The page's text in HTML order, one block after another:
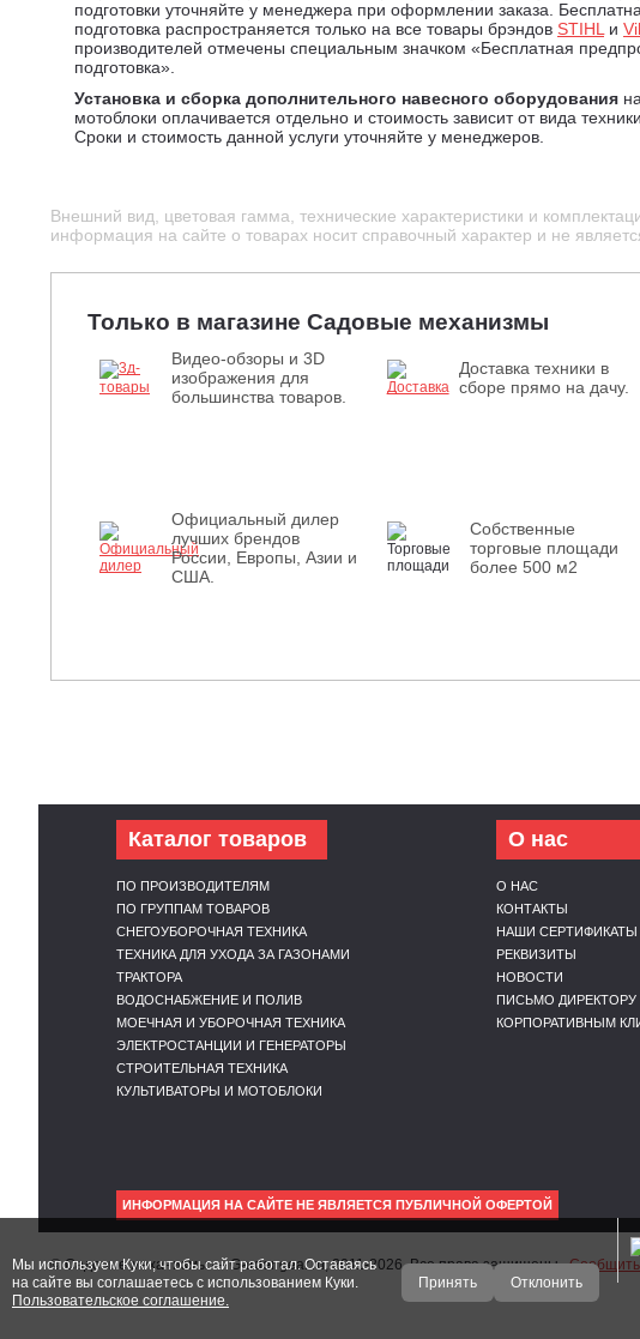
подготовки уточняйте у менеджера при оформлении заказа.
подготовка распространяется только на все товары брэндов STIHL и
производителей отмечены специальным значком «Бесплатная
подготовка».
Установка и сборка дополнительного навесного оборудования
мотоблоки оплачивается отдельно и стоимость зависит от вида
Сроки и стоимость данной услуги уточняйте у менеджеров.
Внешний вид, цветовая гамма, технические характеристики и
информация на сайте о товарах носит справочный характер и не
Только в магазине Садовые механизмы
Видео-обзоры и 3D
изображения для
большинства товаров.
Доставка техники в
сборе прямо на дачу.
Официальный дилер
лучших брендов
России, Европы, Азии и
США.
Собственные
торговые площади
более 500 м2
Каталог товаров
ПО ПРОИЗВОДИТЕЛЯМ
ПО ГРУППАМ ТОВАРОВ
СНЕГОУБОРОЧНАЯ ТЕХНИКА
ТЕХНИКА ДЛЯ УХОДА ЗА ГАЗОНАМИ
ТРАКТОРА
ВОДОСНАБЖЕНИЕ И ПОЛИВ
МОЕЧНАЯ И УБОРОЧНАЯ ТЕХНИКА
ЭЛЕКТРОСТАНЦИИ И ГЕНЕРАТОРЫ
СТРОИТЕЛЬНАЯ ТЕХНИКА
КУЛЬТИВАТОРЫ И МОТОБЛОКИ
О нас
О НАС
КОНТАКТЫ
НАШИ СЕРТИФИКАТЫ
РЕКВИЗИТЫ
НОВОСТИ
ПИСЬМО ДИРЕКТОРУ
КОРПОРАТИВНЫМ
ИНФОРМАЦИЯ НА САЙТЕ НЕ ЯВЛЯЕТСЯ ПУБЛИЧНОЙ ОФЕРТОЙ
© Садовые механизмы — Gardengear.ru, 2011-2026. Все права защищены.
Мы используем Куки, чтобы сайт работал. Оставаясь
на сайте вы соглашаетесь с использованием Куки.
Пользовательское соглашение.
Принять Отклонить